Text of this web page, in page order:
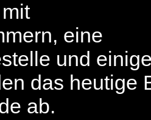
eine
und
das heutige
ab.